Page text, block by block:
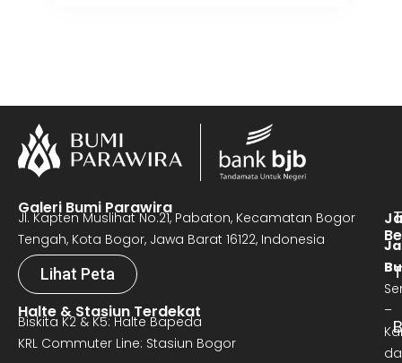
Galeri Bumi Parawira
Jl. Kapten Muslihat No.21, Pabaton, Kecamatan Bogor
Tengah, Kota Bogor, Jawa Barat 16122, Indonesia
Lihat Peta
Halte & Stasiun Terdekat
Biskita K2 & K5: Halte Bapeda
KRL Commuter Line: Stasiun Bogor
–